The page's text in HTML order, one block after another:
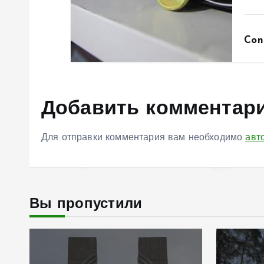
Добавить
Для отправки комментария вам необходимо
Вы пропустили